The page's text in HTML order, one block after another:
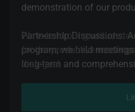
demonstration of our
Partnership Discussions:
program, we held
long-term and
Agreements Reached:
We extend our gratitude
for the productive
dialogue!